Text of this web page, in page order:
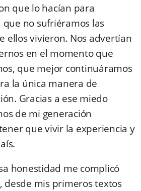
que lo hacían para
no sufriéramos las
ellos vivieron. Nos advertían
en el momento que
que mejor continuáramos
la única manera de
Gracias a ese miedo
de mi generación
que vivir la experiencia y
honestidad me complicó
desde mis primeros textos